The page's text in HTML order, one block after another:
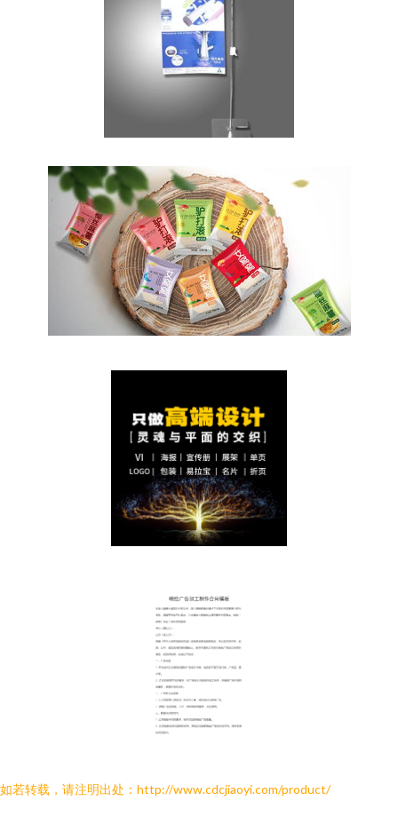
如若转载，请注明出处：http://www.cdcjiaoyi.com/product/